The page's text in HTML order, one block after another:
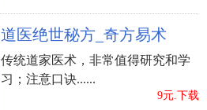
道医绝世秘方_奇方易术
传统道家医术，非常值得研究和学
习；注意口诀......
9元.下载